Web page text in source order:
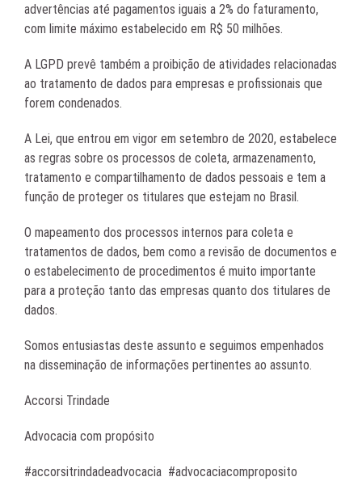
advertências até pagamentos iguais a 2% do faturamento,
com limite máximo estabelecido em R$ 50 milhões.
A LGPD prevê também a proibição de atividades relacionadas
ao tratamento de dados para empresas e profissionais que
forem condenados.
A Lei, que entrou em vigor em setembro de 2020, estabelece
as regras sobre os processos de coleta, armazenamento,
tratamento e compartilhamento de dados pessoais e tem a
função de proteger os titulares que estejam no Brasil.
O mapeamento dos processos internos para coleta e
tratamentos de dados, bem como a revisão de documentos e
o estabelecimento de procedimentos é muito importante
para a proteção tanto das empresas quanto dos titulares de
dados.
Somos entusiastas deste assunto e seguimos empenhados
na disseminação de informações pertinentes ao assunto.
Accorsi Trindade
Advocacia com propósito
#accorsitrindadeadvocacia #advocaciacomproposito